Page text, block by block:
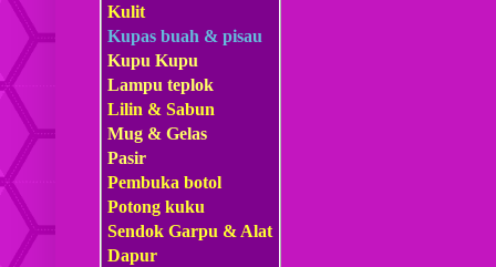
Kulit
Kupas buah & pisau
Kupu Kupu
Lampu teplok
Lilin & Sabun
Mug & Gelas
Pasir
Pembuka botol
Potong kuku
Sendok Garpu & Alat
Dapur